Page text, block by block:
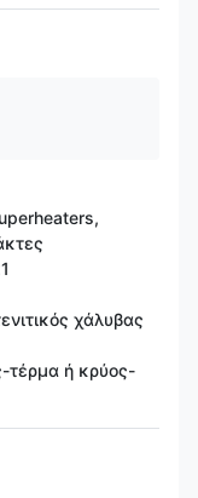
χάλυβας
τέρμα ή κρύος-